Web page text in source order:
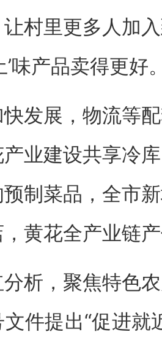
村里更多人加
’味产品卖得更好
展，物流等配
业建设共享冷
制菜品，全市
黄花全产业链
，聚焦特色农
件提出“促进就